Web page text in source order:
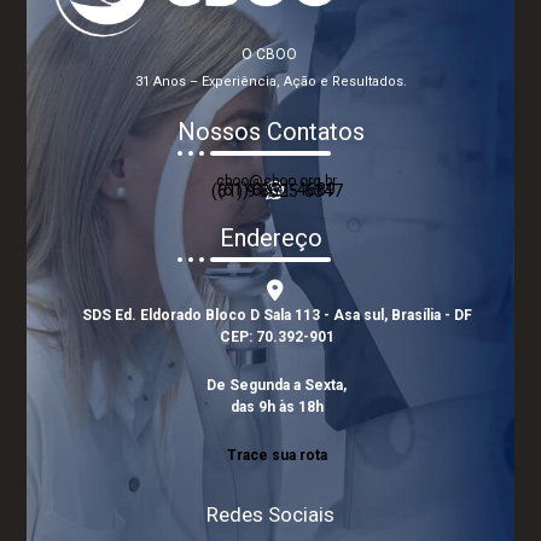
O CBOO
31 Anos – Experiência, Ação e Resultados.
Nossos Contatos
(61) 3321-4689
(61) 9 8625-6347
cboo@cboo.org.br
Endereço
SDS Ed. Eldorado Bloco D Sala 113 - Asa sul, Brasília - DF
CEP: 70.392-901
De Segunda a Sexta,
das 9h às 18h
Trace sua rota
Redes Sociais